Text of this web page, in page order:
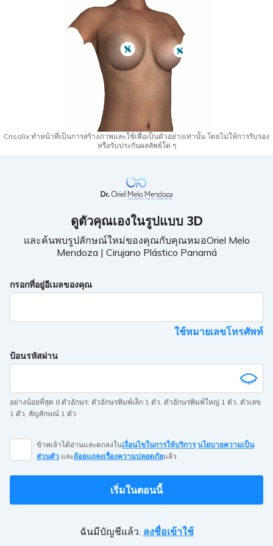
Crisalix ทำหน้าที่เป็นการสร้างภาพและใช้เพื่อเป็นตัวอย่างเท่านั้น โดยไม่ให้การรับรอง
หรือรับประกันผลลัพธ์ใด ๆ
ดูตัวคุณเองในรูปแบบ 3D
และค้นพบรูปลักษณ์ใหม่ของคุณกับคุณหมอOriel Melo
Mendoza | Cirujano Plástico Panamá
If
a
ignore
this
กรอกที่อยู่อีเมลของคุณ
ใช้หมายเลขโทรศัพท์
ป้อนรหัสผ่าน
อย่างน้อยที่สุด 8 ตัวอักษร: ตัวอักษรพิมพ์เล็ก 1 ตัว, ตัวอักษรพิมพ์ใหญ่ 1 ตัว, ตัวเลข
1 ตัว, สัญลักษณ์ 1 ตัว
ข้าพเจ้าได้อ่านและตกลงในเงื่อนไขในการให้บริการ นโยบายความเป็น
ส่วนตัว และถ้อยแถลงเรื่องความปลอดภัยแล้ว
เริ่มในตอนนี้
ฉันมีบัญชีแล้ว. ลงชื่อเข้าใช้